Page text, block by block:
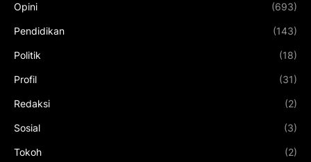
Opini (693)
Pendidikan (143)
Politik (18)
Profil (31)
Redaksi (2)
Sosial (3)
Tokoh (2)